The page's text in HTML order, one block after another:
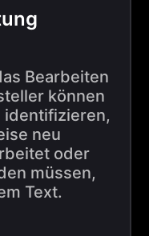
Bearbeiten
können
identifizieren,
neu
oder
müssen,
Text.